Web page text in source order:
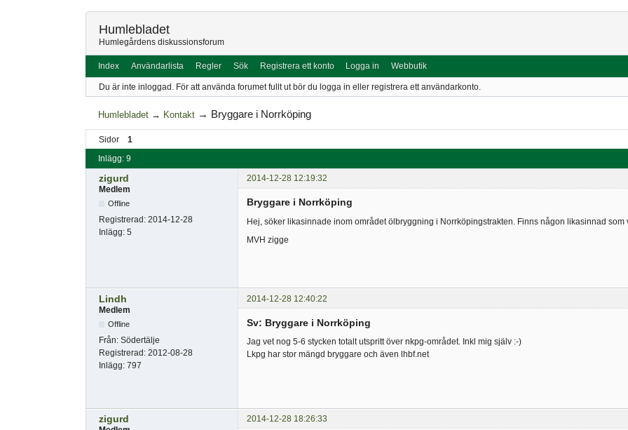
Humlebladet
Humlegårdens diskussionsforum
Index Användarlista Regler Sök Registrera ett konto Logga in Webbutik
Du är inte inloggad. För att använda forumet fullt ut bör du logga in eller registrera ett användarkonto.
Humlebladet → Kontakt → Bryggare i Norrköping
Sidor
1
Inlägg: 9
zigurd
2014-12-28 12:19:32
Medlem
Offline
Registrerad: 2014-12-28
Inlägg: 5
Bryggare i Norrköping
Hej, söker likasinnade inom området ölbryggning i Norrköpingstrakten. Finns någon likasinnad
MVH zigge
Lindh
2014-12-28 12:40:22
Medlem
Offline
Från: Södertälje
Registrerad: 2012-08-28
Inlägg: 797
Sv: Bryggare i Norrköping
Jag vet nog 5-6 stycken totalt utspritt över nkpg-området. Inkl mig själv :-)
Lkpg har stor mängd bryggare och även lhbf.net
zigurd
2014-12-28 18:26:33